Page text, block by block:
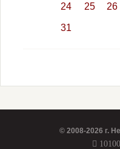
24 25 26
31
© 2008-2026 г.